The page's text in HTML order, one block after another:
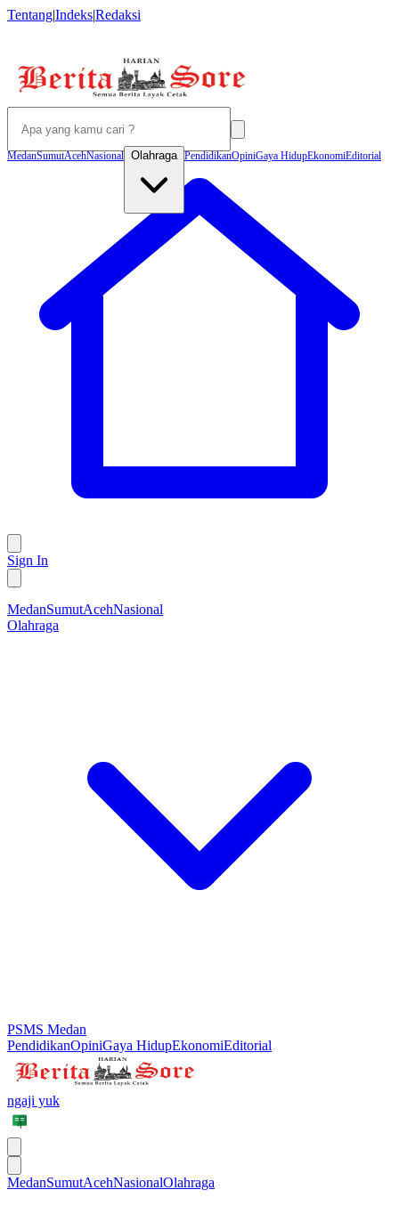
Tentang|Indeks|Redaksi
MedanSumutAcehNasional Olahraga PendidikanOpiniGaya HidupEkonomiEditorial
Sign In
MedanSumutAcehNasional
Olahraga
PSMS Medan
PendidikanOpiniGaya HidupEkonomiEditorial
ngaji yuk
MedanSumutAcehNasionalOlahraga